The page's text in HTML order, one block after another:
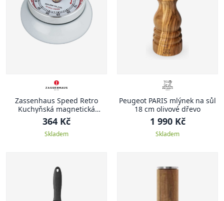
Zassenhaus Speed Retro
Kuchyňská magnetická
minutka, bílá
364 Kč
Skladem
Peugeot PARIS mlýnek na sůl
18 cm olivové dřevo
1 990 Kč
Skladem